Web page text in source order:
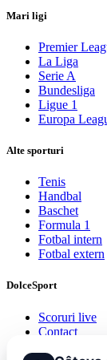
Mari ligi
Premier
La Liga
Serie A
Bundesliga
Ligue 1
Europa
Alte sporturi
Tenis
Handbal
Baschet
Formula 1
Fotbal intern
Fotbal extern
DolceSport
Scoruri live
Contact